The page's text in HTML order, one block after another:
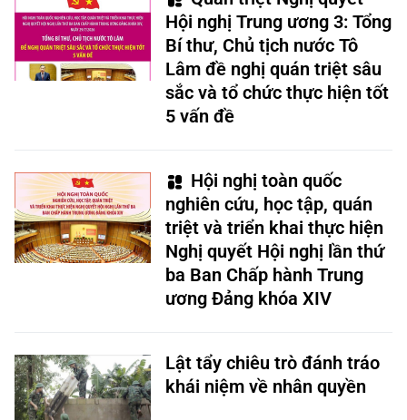
Hội nghị Trung ương 3: Tổng
Bí thư, Chủ tịch nước Tô
Lâm đề nghị quán triệt sâu
sắc và tổ chức thực hiện tốt
5 vấn đề
Hội nghị toàn quốc
nghiên cứu, học tập, quán
triệt và triển khai thực hiện
Nghị quyết Hội nghị lần thứ
ba Ban Chấp hành Trung
ương Đảng khóa XIV
Lật tẩy chiêu trò đánh tráo
khái niệm về nhân quyền